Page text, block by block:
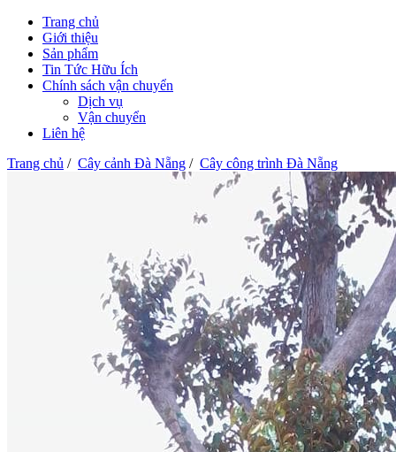
Trang chủ
Giới thiệu
Sản phẩm
Tin Tức Hữu Ích
Chính sách vận chuyển
Dịch vụ
Vận chuyển
Liên hệ
Trang chủ / Cây cảnh Đà Nẵng / Cây công trình Đà Nẵng